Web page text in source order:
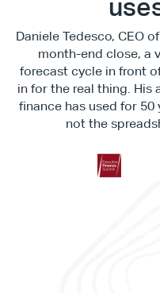
Daniele Tedesco, CEO
month-end close, a
forecast cycle in front
in for the real thing. His
finance has used for
not the